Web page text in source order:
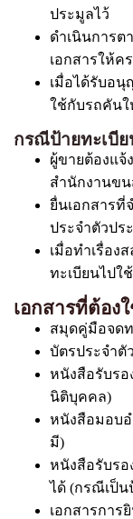
ประมูลไว้
ดำเนินการต
เอกสารให้ค
เมื่อได้รับอนุ
ใช้กับรถคันใ
กรณีป้ายทะเบี
ผู้ขายต้องแจ้
สำนักงานข
ยื่นเอกสารที่
ประจำตัวปร
เมื่อทำเรื่อง
ทะเบียนไปใ
เอกสารที่ต้อง
สมุดคู่มือจดท
บัตรประจำตั
หนังสือรับรอ
นิติบุคคล)
หนังสือมอบอ
มี)
หนังสือรับรอ
ได้ (กรณีเป็น
เอกสารการ